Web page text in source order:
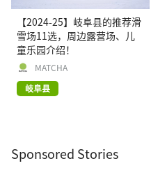
【2024-25】岐阜县的推荐滑
雪场11选，周边露营场、儿
童乐园介绍！
MATCHA
岐阜县
Sponsored Stories